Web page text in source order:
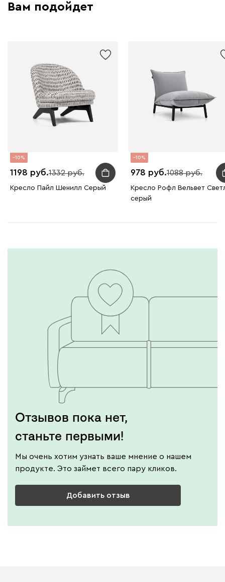
Вам подойдет
10
1198 1332
Кресло Пайл Шенилл Серый
10
978 1088
Кресло Рофл Вельвет
серый
Отзывов пока нет,
станьте первыми!
Мы очень хотим узнать ваше мнение о нашем
продукте. Это займет всего пару кликов.
Добавить отзыв